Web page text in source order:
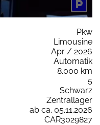
Pkw
Limousine
Apr / 2026
Automatik
8.000 km
5
Schwarz
Zentrallager
ab ca. 05.11.2026
CAR3029827